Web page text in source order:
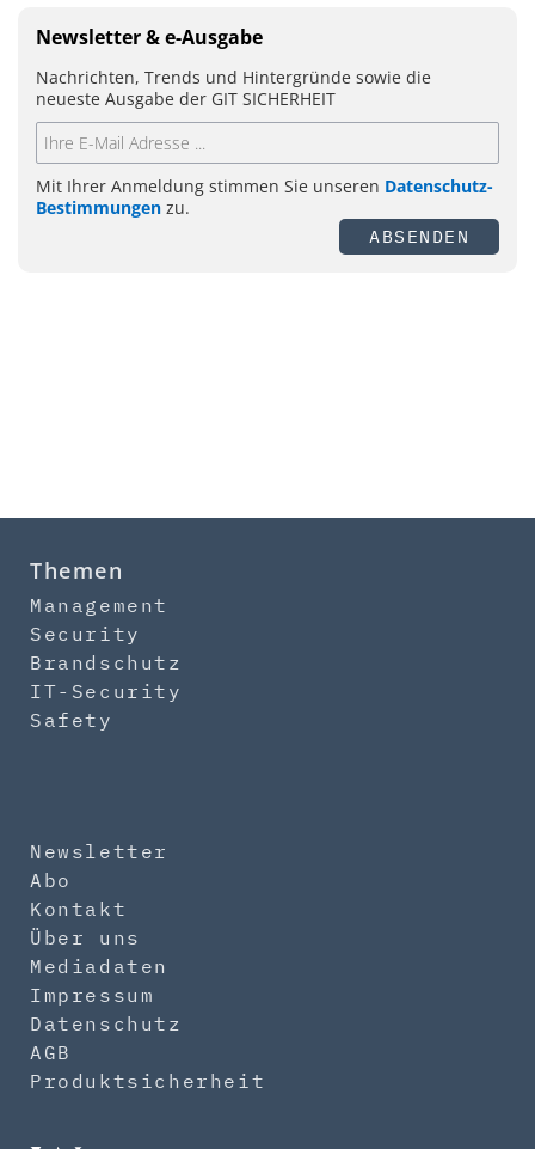
Newsletter & e-Ausgabe
Nachrichten, Trends und Hintergründe sowie die
neueste Ausgabe der GIT SICHERHEIT
Mit Ihrer Anmeldung stimmen Sie unseren Datenschutz-
Bestimmungen zu.
ABSENDEN
Themen
Management
Security
Brandschutz
IT-Security
Safety
Newsletter
Abo
Kontakt
Über uns
Mediadaten
Impressum
Datenschutz
AGB
Produktsicherheit